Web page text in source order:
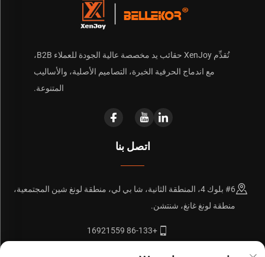
تُقدِّم XenJoy حقائب يد مخصصة عالية الجودة للعملاء B2B،
مع اندماج الحرفية الخبرة، التصاميم الأصلية، والأساليب
المتنوعة.
اتصل بنا
#6 بلوك 4، المنطقة الثانية، شا بي لي، منطقة لونغ شين المجتمعية،
منطقة لونغ غانغ، شنتشن.
+86-133 16921559